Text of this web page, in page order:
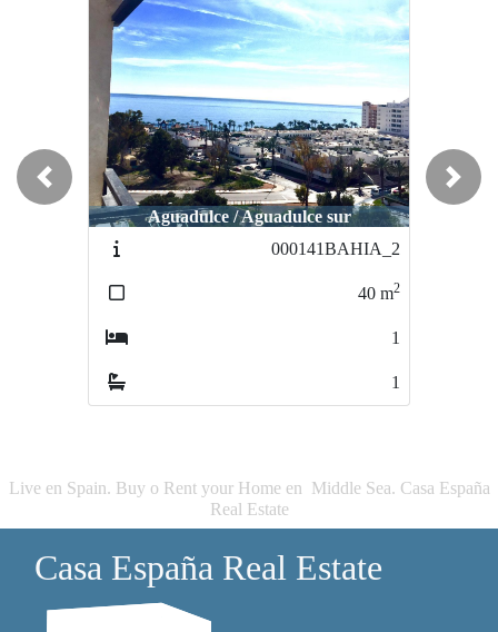
Aguadulce / Aguadulce sur
000141BAHIA_2
Aguadulce / Aguadulce sur
2245-BAHÍA7
40
Previous Next
Live en Spain. Buy o Rent your Home en Middle Sea. Casa España
Real Estate
Casa España Real Estate